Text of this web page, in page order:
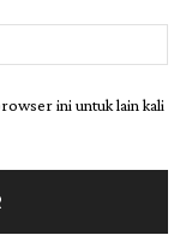
ini untuk lain kali